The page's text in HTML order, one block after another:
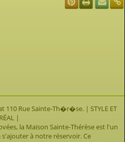
Rue Sainte-Th�r�se. | STYLE ET
|
la Maison Sainte-Thérèse est l'un
à notre réservoir. Ce